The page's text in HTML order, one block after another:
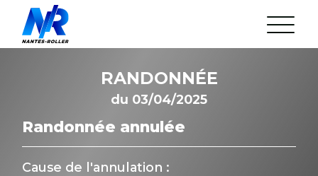
contenu
Arrêté municipal
Statuts de l’Association
Réunion mensuelle
Nos Partenaires
La rando du Jeudi
RANDONNÉE
du 03/04/2025
Randonnée annulée
Cause de l'annulation :